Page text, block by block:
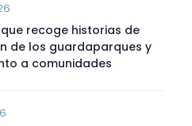
recoge historias de
de los guardaparques y
a comunidades